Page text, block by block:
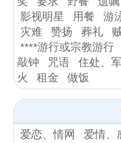
影视明星
用餐 游
灾难
赞扬 葬礼
****游行或宗教游行
敲钟
咒语 住处、
火
租金 做饭
爱恋、情网 爱情、